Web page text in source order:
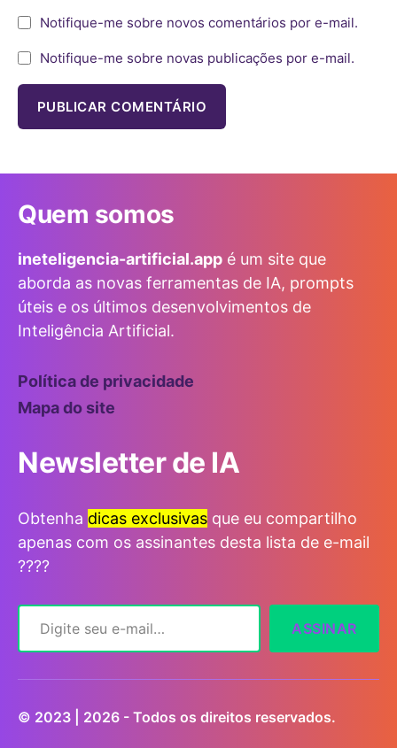
Notifique-me sobre novos comentários por e-mail.
Notifique-me sobre novas publicações por e-mail.
Quem somos
ineteligencia-artificial.app é um site que
aborda as novas ferramentas de IA, prompts
úteis e os últimos desenvolvimentos de
Inteligência Artificial.
Política de privacidade
Mapa do site
Newsletter de IA
Obtenha dicas exclusivas que eu compartilho
apenas com os assinantes desta lista de e-mail
????
Digite seu e-mail…
ASSINAR
© 2023 | 2026 - Todos os direitos reservados.